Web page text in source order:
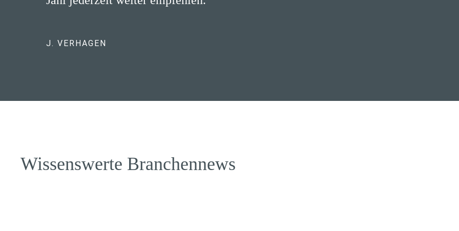
J. VERHAGEN
Wissenswerte Branchennews